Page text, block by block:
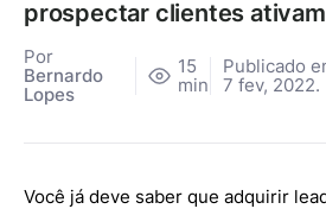
prospectar clientes
Por
Bernardo
Lopes
15
min
Publicado
7 fev, 2022.
Você já deve saber que adquirir